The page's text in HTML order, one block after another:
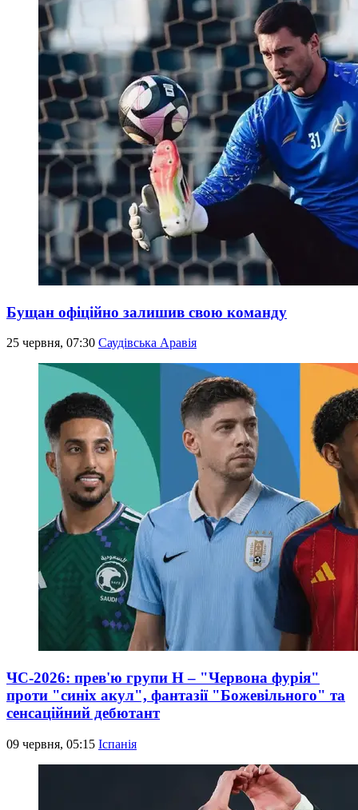
Бущан офіційно залишив свою команду
25 червня, 07:30 Саудівська Аравія
ЧС-2026: прев'ю групи Н – "Червона фурія"
проти "синіх акул", фантазії "Божевільного" та
сенсаційний дебютант
09 червня, 05:15 Іспанія